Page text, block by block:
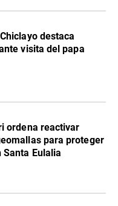
destaca
visita del papa
ordena reactivar
para proteger
Eulalia